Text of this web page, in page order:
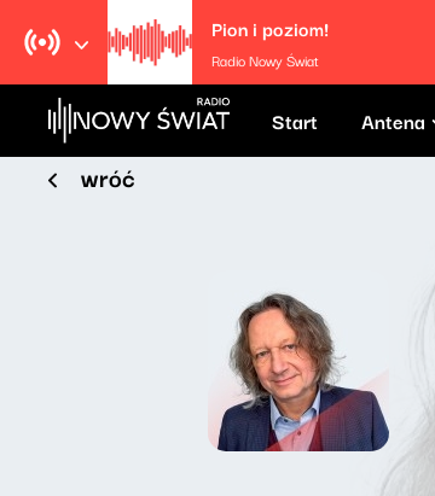
Pion i poziom!
Radio Nowy Świat
Start Antena
wróć